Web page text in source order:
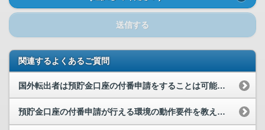
送信する
関連するよくあるご質問
国外転出者は預貯金口座の付番申請をすることは可能でしょうか。
預貯金口座の付番申請が行える環境の動作要件を教えてください。